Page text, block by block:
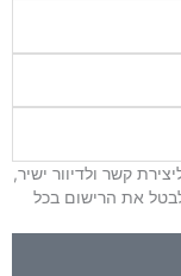
קשר ולדיוור ישיר,
את הרישום בכל